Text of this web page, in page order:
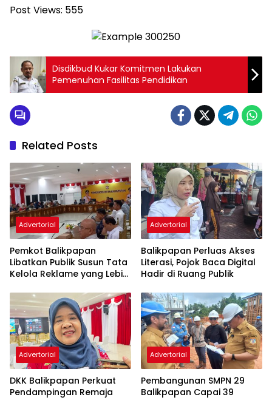
Post Views: 555
Disdikbud Kukar Komitmen Lakukan
Pemenuhan Fasilitas Pendidikan
Related Posts
Advertorial
Pemkot Balikpapan
Libatkan Publik Susun Tata
Kelola Reklame yang Lebih
Advertorial
Balikpapan Perluas Akses
Literasi, Pojok Baca Digital
Hadir di Ruang Publik
Advertorial
DKK Balikpapan Perkuat
Pendampingan Remaja
Advertorial
Pembangunan SMPN 29
Balikpapan Capai 39